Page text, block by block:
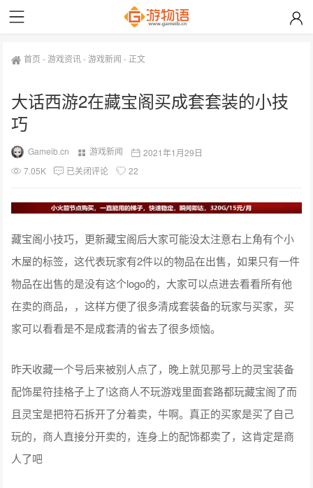
首页 -游戏资讯-游戏新闻 - 正文
大话西游2在藏宝阁买成套套装的小技
巧
Gameib.cn 游戏新闻
2021年1月29日
7.05K
已关闭评论 22
藏宝阁小技巧，更新藏宝阁后大家可能没太注意右上角有个小
木屋的标签，这代表玩家有2件以的物品在出售，如果只有一件
物品在出售的是没有这个logo的，大家可以点进去看看所有他
在卖的商品，，这样方便了很多清成套装备的玩家与买家，买
家可以看看是不是成套清的省去了很多烦恼。
昨天收藏一个号后来被别人点了，晚上就见那号上的灵宝装备
配饰星符挂格子上了!这商人不玩游戏里面套路都玩藏宝阁了而
且灵宝是把符石拆开了分着卖，牛啊。真正的买家是买了自己
玩的，商人直接分开卖的，连身上的配饰都卖了，这肯定是商
人了吧